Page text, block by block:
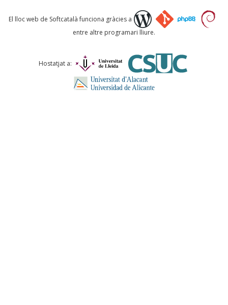
Què proposeu?
Comentari *
El lloc web de Softcatalà funciona gràcies a
entre altre programari lliure.
Hostatjat a: